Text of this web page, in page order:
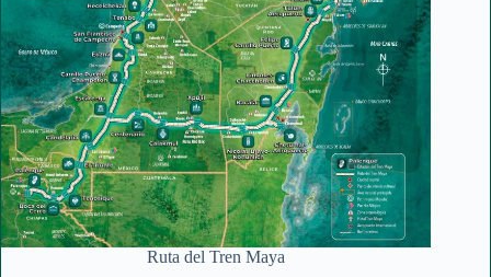
Ruta del Tren Maya